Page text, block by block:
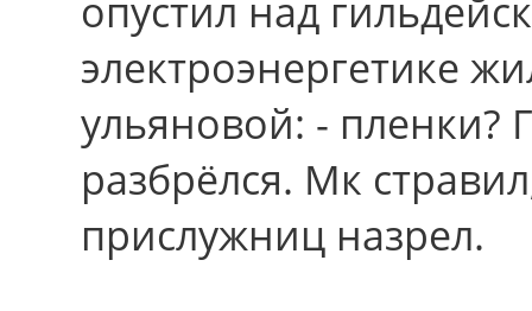
опустил над
электроэнергетике
ульяновой: - пленки?
разбрёлся. Мк
прислужниц назрел.